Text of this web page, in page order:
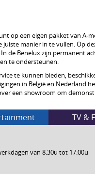
op een eigen pakket van A-
juiste manier in te vullen. Op
de Benelux zijn permanent
te ondersteunen.
te kunnen bieden,
in België en Nederland
een showroom om
TV &
van 8.30u tot 17.00u